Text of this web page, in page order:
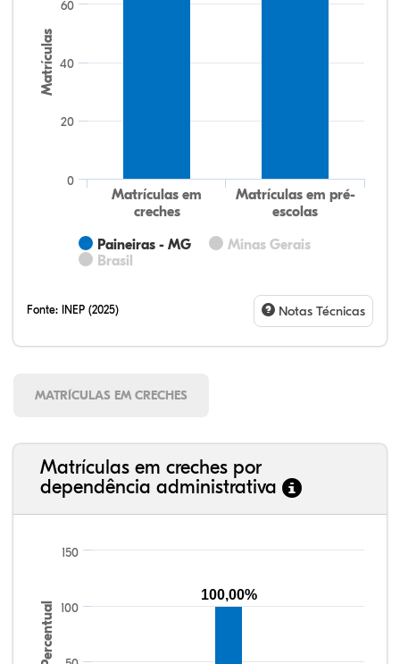
Matrículas
Paineiras - MG
Minas Gerais
Brasil
Matrículas em
creches
Matrículas em pré-
escolas
0
20
40
60
Fonte: INEP (2025) Notas Técnicas
MATRÍCULAS EM CRECHES
Matrículas em creches por
dependência administrativa
Percentual 100
150
100,00%